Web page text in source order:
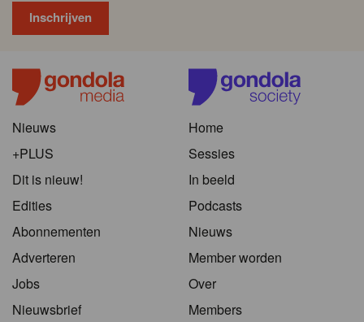
Nieuws
+PLUS
Dit is nieuw!
Edities
Abonnementen
Adverteren
Jobs
Nieuwsbrief
Home
Sessies
In beeld
Podcasts
Nieuws
Member worden
Over
Members